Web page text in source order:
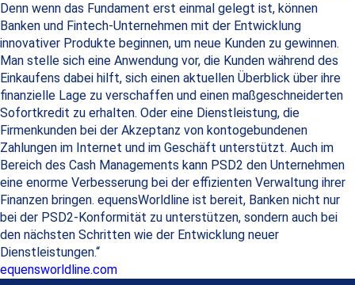
Denn wenn das Fundament erst einmal gelegt ist, können
Banken und Fintech-Unternehmen mit der Entwicklung
innovativer Produkte beginnen, um neue Kunden zu gewinnen.
Man stelle sich eine Anwendung vor, die Kunden während des
Einkaufens dabei hilft, sich einen aktuellen Überblick über ihre
finanzielle Lage zu verschaffen und einen maßgeschneiderten
Sofortkredit zu erhalten. Oder eine Dienstleistung, die
Firmenkunden bei der Akzeptanz von kontogebundenen
Zahlungen im Internet und im Geschäft unterstützt. Auch im
Bereich des Cash Managements kann PSD2 den Unternehmen
eine enorme Verbesserung bei der effizienten Verwaltung ihrer
Finanzen bringen. equensWorldline ist bereit, Banken nicht nur
bei der PSD2-Konformität zu unterstützen, sondern auch bei
den nächsten Schritten wie der Entwicklung neuer
Dienstleistungen.“
equensworldline.com